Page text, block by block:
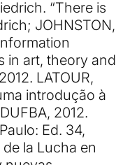
“There is
JOHNSTON,
in art, theory and
LATOUR,
introdução à
2012.
Ed. 34,
de la Lucha en